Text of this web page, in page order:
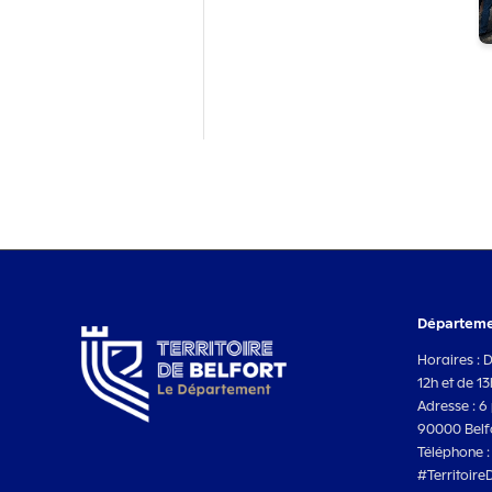
Horaires :
12h et de
Adresse :
90000
Téléphone :